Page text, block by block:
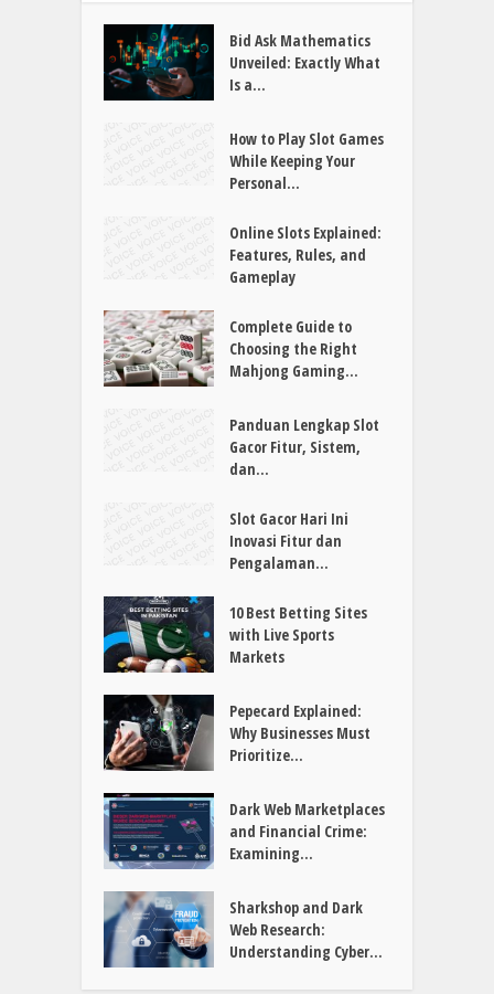
Bid Ask Mathematics
Unveiled: Exactly What
Is a...
How to Play Slot Games
While Keeping Your
Personal...
Online Slots Explained:
Features, Rules, and
Gameplay
Complete Guide to
Choosing the Right
Mahjong Gaming...
Panduan Lengkap Slot
Gacor Fitur, Sistem,
dan...
Slot Gacor Hari Ini
Inovasi Fitur dan
Pengalaman...
10 Best Betting Sites
with Live Sports
Markets
Pepecard Explained:
Why Businesses Must
Prioritize...
Dark Web Marketplaces
and Financial Crime:
Examining...
Sharkshop and Dark
Web Research:
Understanding Cyber...